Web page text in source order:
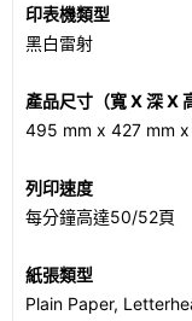
印表機類型
黑白雷射
產品尺寸（寬 X 深 X
495 mm x 427 mm
列印速度
每分鐘高達50/52頁
紙張類型
Plain Paper,